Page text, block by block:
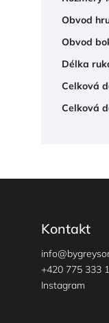
Obvod
Obvod
Délka
Celková
Celková
Kontakt
info@
+420 775 333
Instagram